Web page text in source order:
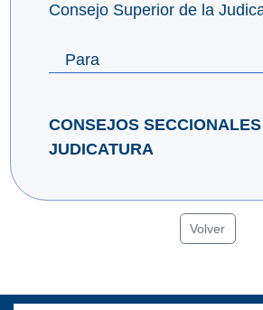
Consejo Superior de la
Para
CONSEJOS
JUDICATURA
Volver